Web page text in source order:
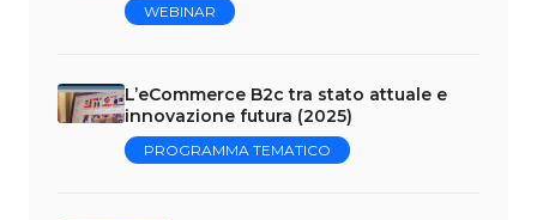
WEBINAR
L’eCommerce B2c tra stato attuale e
innovazione futura (2025)
PROGRAMMA TEMATICO